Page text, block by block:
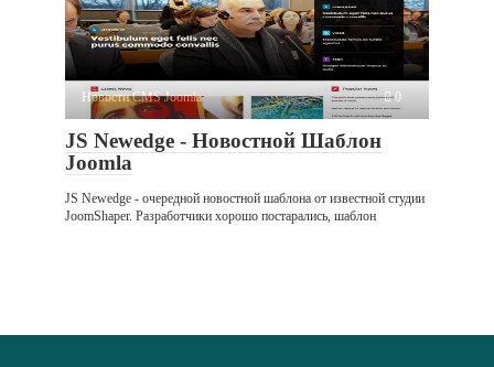
Новости CMS Joomla 0
JS Newedge - Новостной Шаблон
Joomla
JS Newedge - очередной новостной шаблона от известной студии
JoomShaper. Разработчики хорошо постарались, шаблон